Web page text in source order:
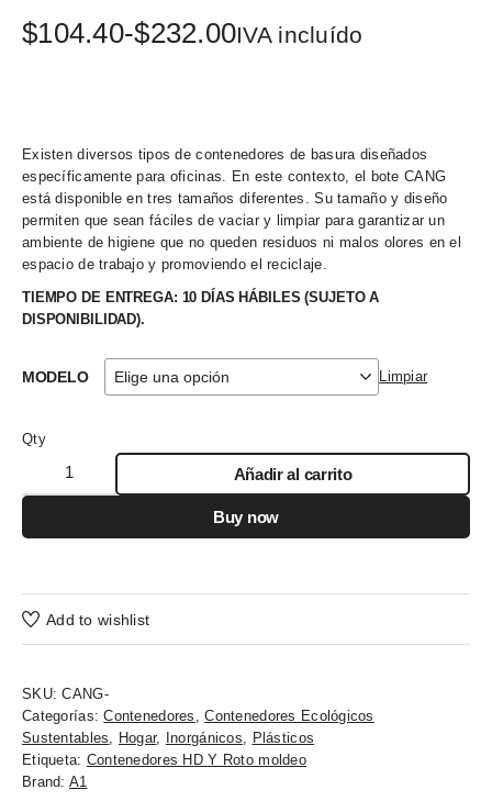
$104.40-$232.00
Rango
$104.40
hasta
$232.00
IVA incluído
Existen diversos tipos de contenedores de basura diseñados
específicamente para oficinas. En este contexto, el bote CANG
está disponible en tres tamaños diferentes. Su tamaño y diseño
permiten que sean fáciles de vaciar y limpiar para garantizar un
ambiente de higiene que no queden residuos ni malos olores en el
espacio de trabajo y promoviendo el reciclaje.
TIEMPO DE ENTREGA: 10 DÍAS HÁBILES (SUJETO A
DISPONIBILIDAD).
MODELO Limpiar
Qty
Añadir al carrito
Buy now
Add to wishlist
SKU:CANG-
Categorías:Contenedores ,Contenedores Ecológicos
Sustentables, Hogar, Inorgánicos, Plásticos
Etiqueta: Contenedores HD Y Roto moldeo
Brand: A1